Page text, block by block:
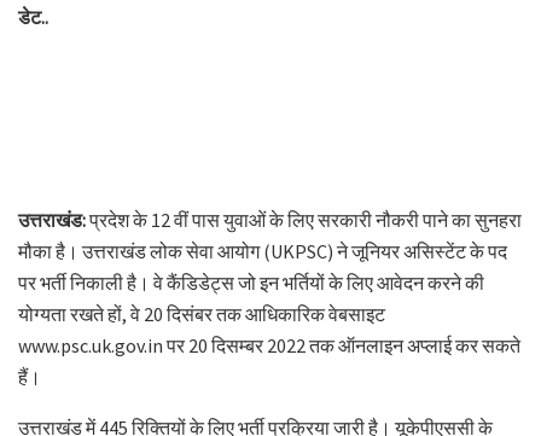
डेट..
उत्तराखंड:प्रदेश के 12 वीं पास युवाओं के लिए सरकारी नौकरी पाने का सुनहरा
मौका है। उत्तराखंड लोक सेवा आयोग (UKPSC) ने जूनियर असिस्टेंट के पद
पर भर्ती निकाली है। वे कैंडिडेट्स जो इन भर्तियों के लिए आवेदन करने की
योग्यता रखते हों, वे 20 दिसंबर तक आधिकारिक वेबसाइट
www.psc.uk.gov.in पर 20 दिसम्बर 2022 तक ऑनलाइन अप्लाई कर सकते
हैं।
उत्तराखंड में 445 रिक्तियों के लिए भर्ती प्रक्रिया जारी है। यूकेपीएससी के